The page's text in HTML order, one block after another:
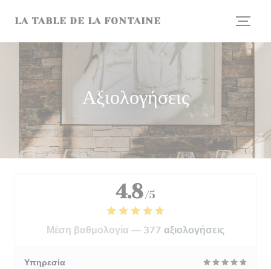
LA TABLE DE LA FONTAINE
Αξιολογήσεις
4.8 /5
Μέση βαθμολογία — 377 αξιολογήσεις
Υπηρεσία